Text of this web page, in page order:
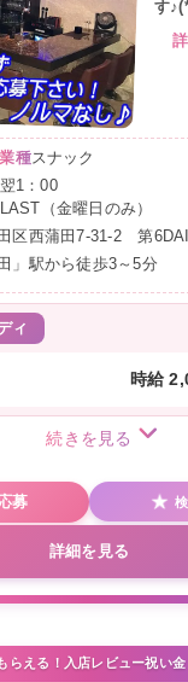
す
業種スナック
1：00
（金曜日のみ）
区西蒲田7-31-2 第
」駅から徒歩3～5分
ィ
時給
続きを見る
募
詳細を見る
らえる！入店レビュー祝い金